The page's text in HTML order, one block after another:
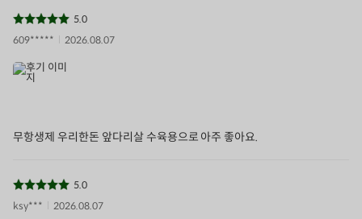
5.0
609*****
2026.08.07
무항생제 우리한돈 앞다리살 수육용으로 아주 좋아요.
5.0
ksy***
2026.08.07